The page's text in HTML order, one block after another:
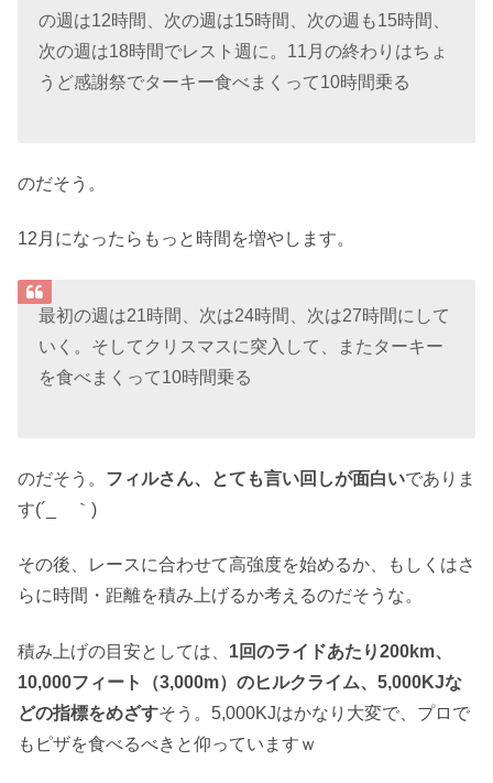
の週は12時間、次の週は15時間、次の週も15時間、
次の週は18時間でレスト週に。11月の終わりはちょ
うど感謝祭でターキー食べまくって10時間乗る
のだそう。
12月になったらもっと時間を増やします。
最初の週は21時間、次は24時間、次は27時間にして
いく。そしてクリスマスに突入して、またターキー
を食べまくって10時間乗る
のだそう。 フィルさん、とても言い回しが面白いでありま
す(´_ゝ｀)
その後、レースに合わせて高強度を始めるか、もしくはさ
らに時間・距離を積み上げるか考えるのだそうな。
積み上げの目安としては、 1回のライドあたり200km、
10,000フィート（3,000m）のヒルクライム、5,000KJな
どの指標をめざすそう。5,000KJはかなり大変で、プロで
もピザを食べるべきと仰っていますｗ